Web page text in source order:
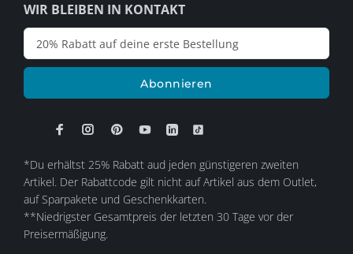
WIR BLEIBEN IN KONTAKT
Abonnieren
*Du erhältst 25% Rabatt aud jeden günstigeren zweiten
Artikel. Der Rabattcode gilt nicht auf Artikel aus dem Outlet,
auf Sparpakete und Geschenkkarten.
**Niedrigster Gesamtpreis der letzten 30 Tage vor der
Preisermäßigung.